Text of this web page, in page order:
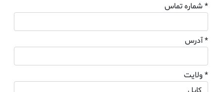
* شماره تماس
* آدرس
* ولایت